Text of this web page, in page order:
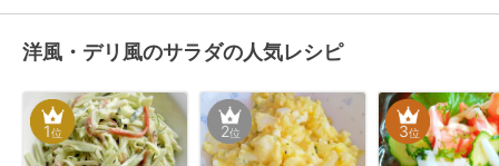
洋風・デリ風のサラダの人気レシピ
1位 2位 3位